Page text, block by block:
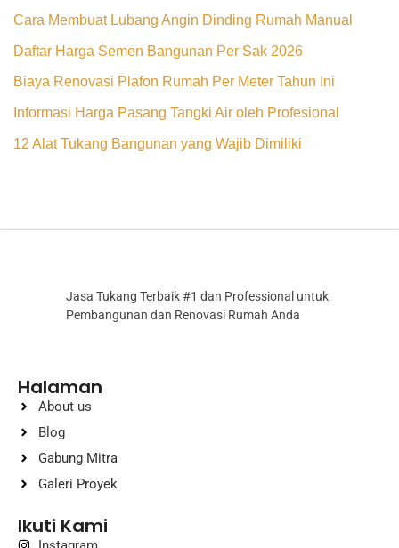
Cara Membuat Lubang Angin Dinding Rumah Manual
Daftar Harga Semen Bangunan Per Sak 2026
Biaya Renovasi Plafon Rumah Per Meter Tahun Ini
Informasi Harga Pasang Tangki Air oleh Profesional
12 Alat Tukang Bangunan yang Wajib Dimiliki
Jasa Tukang Terbaik #1 dan Professional untuk
Pembangunan dan Renovasi Rumah Anda
Halaman
About us
Blog
Gabung Mitra
Galeri Proyek
Ikuti Kami